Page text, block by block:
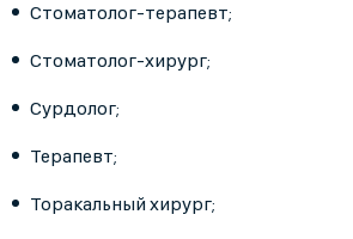
Стоматолог-терапевт;
Стоматолог-хирург;
Сурдолог;
Терапевт;
Торакальный хирург;